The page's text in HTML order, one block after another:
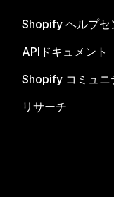
Shopify ヘルプセ
APIドキュメント
Shopify コミュニ
リサーチ